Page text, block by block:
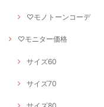
♡モノトーンコーデ
♡モニター価格
サイズ60
サイズ70